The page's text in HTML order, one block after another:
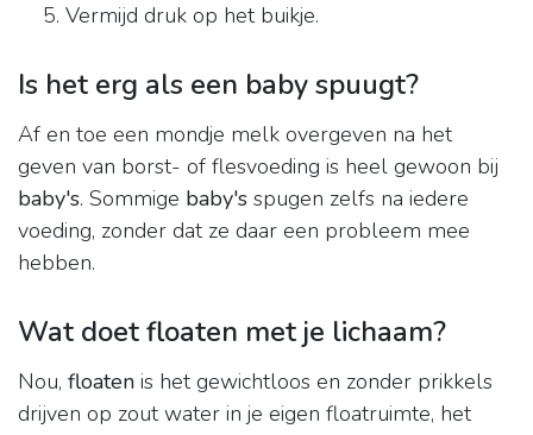
Vermijd druk op het buikje.
Is het erg als een baby spuugt?
Af en toe een mondje melk overgeven na het
geven van borst- of flesvoeding is heel gewoon bij
baby's. Sommige baby's spugen zelfs na iedere
voeding, zonder dat ze daar een probleem mee
hebben.
Wat doet floaten met je lichaam?
Nou, floaten is het gewichtloos en zonder prikkels
drijven op zout water in je eigen floatruimte, het